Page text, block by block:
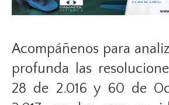
Acompáñenos para
profunda las
28 de 2.016 y 60 de